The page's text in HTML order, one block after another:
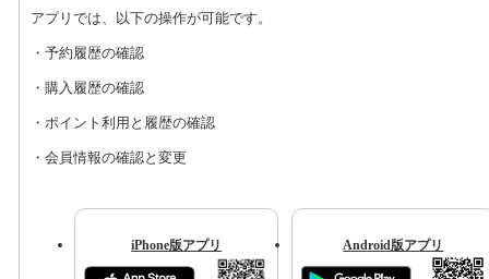
アプリでは、以下の操作が可能です。
・予約履歴の確認
・購入履歴の確認
・ポイント利用と履歴の確認
・会員情報の確認と変更
iPhone版アプリ Android版アプリ